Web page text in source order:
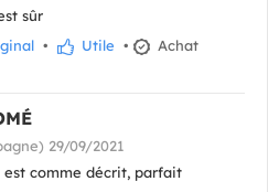
sûr
• Utile •
Achat
29/09/2021
est comme décrit, parfait